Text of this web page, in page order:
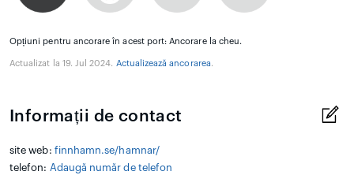
Opțiuni pentru ancorare în acest port: Ancorare la cheu.
Actualizat la 19. Jul 2024. Actualizează ancorarea.
Informații de contact
site web: finnhamn.se/hamnar/
telefon: Adaugă număr de telefon